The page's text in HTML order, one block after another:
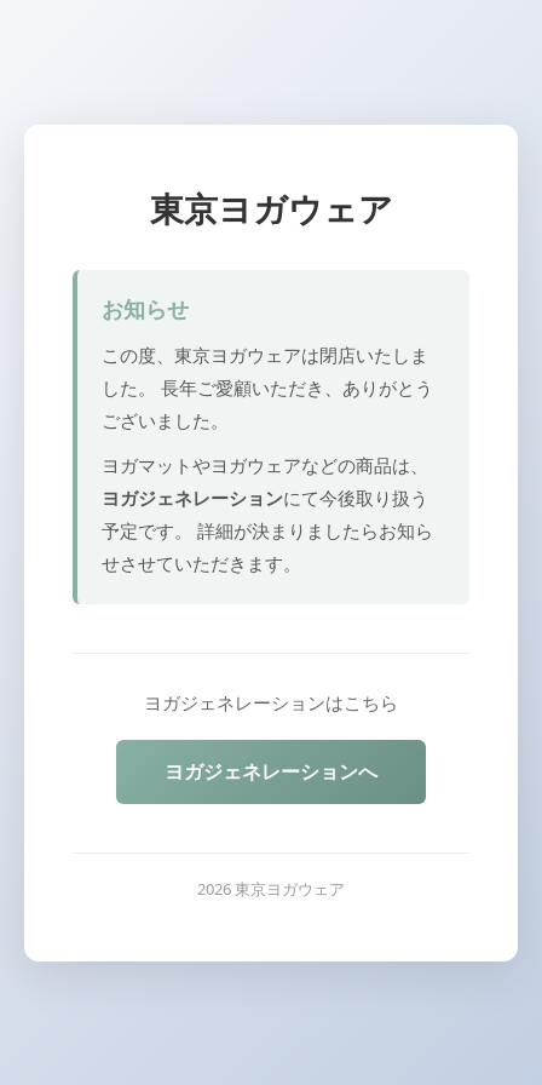
東京ヨガウェア
お知らせ
この度、東京ヨガウェアは閉店いたしま
した。 長年ご愛顧いただき、ありがとう
ございました。
ヨガマットやヨガウェアなどの商品は、
ヨガジェネレーションにて今後取り扱う
予定です。 詳細が決まりましたらお知ら
せさせていただきます。
ヨガジェネレーションはこちら
ヨガジェネレーションへ
2026 東京ヨガウェア